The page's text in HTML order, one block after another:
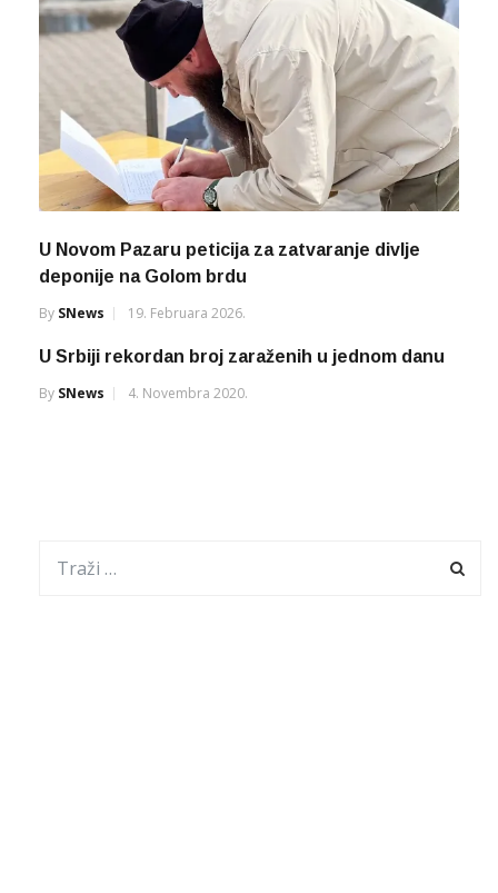
U Novom Pazaru peticija za zatvaranje divlje
deponije na Golom brdu
By SNews 19. Februara 2026.
U Srbiji rekordan broj zaraženih u jednom danu
By SNews 4. Novembra 2020.